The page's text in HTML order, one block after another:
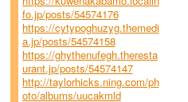
fo.jp/posts/54574176
https://cytypoghuzyg.themedi
a.jp/posts/54574158
https://ghythenufegh.theresta
urant.jp/posts/54574147
http://taylorhicks.ning.com/ph
oto/albums/uucakmld